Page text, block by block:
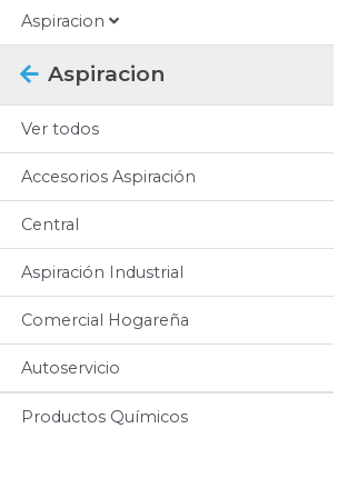
Aspiracion
Aspiracion
Ver todos
Accesorios Aspiración
Central
Aspiración Industrial
Comercial Hogareña
Autoservicio
Productos Químicos